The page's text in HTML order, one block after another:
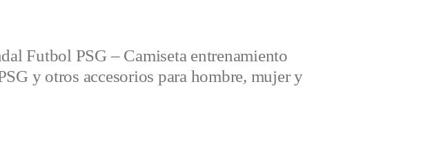
Futbol PSG – Camiseta entrenamiento
y otros accesorios para hombre, mujer y